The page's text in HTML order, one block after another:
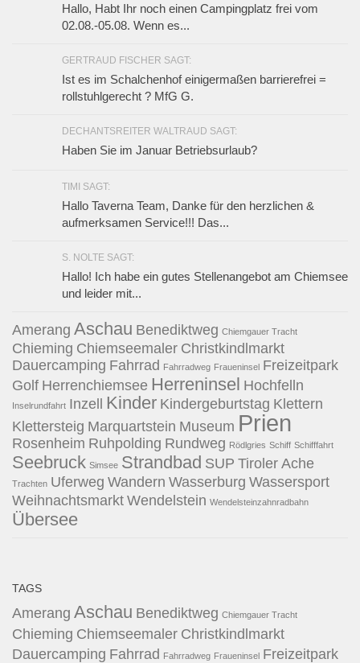
Hallo, Habt Ihr noch einen Campingplatz frei vom
02.08.-05.08. Wenn es...
GERTRAUD FISCHER SAGT:
Ist es im Schalchenhof einigermaßen barrierefrei =
rollstuhlgerecht ? MfG G.
DECHANTSREITER WALTRAUD SAGT:
Haben Sie im Januar Betriebsurlaub?
TIMI SAGT:
Hallo Taverna Team, Danke für den herzlichen &
aufmerksamen Service!!! Das...
S. NOLTE SAGT:
Hallo! Ich habe ein gutes Stellenangebot am Chiemsee
und leider mit...
Amerang Aschau Benediktweg Chiemgauer Tracht
Chieming Chiemseemaler Christkindlmarkt
Dauercamping Fahrrad Fahrradweg Fraueninsel Freizeitpark
Golf Herrenchiemsee Herreninsel Hochfelln
Inselrundfahrt Inzell Kinder Kindergeburtstag Klettern
Klettersteig Marquartstein Museum Prien
Rosenheim Ruhpolding Rundweg Rödlgries Schiff Schifffahrt
Seebruck Simsee Strandbad SUP Tiroler Ache
Trachten Uferweg Wandern Wasserburg Wassersport
Weihnachtsmarkt Wendelstein Wendelsteinzahnradbahn
Übersee
TAGS
Amerang Aschau Benediktweg Chiemgauer Tracht
Chieming Chiemseemaler Christkindlmarkt
Dauercamping Fahrrad Fahrradweg Fraueninsel Freizeitpark